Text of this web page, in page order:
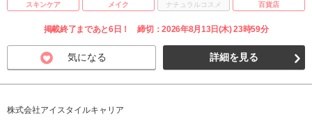
スキンケア
メイク ナチュラルコスメ 百貨店
掲載終了まであと6日！ 締切：2026年8月13日(木) 23時59分
気になる 詳細を見る
株式会社アイスタイルキャリア